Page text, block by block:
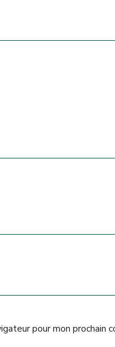
pour mon prochain